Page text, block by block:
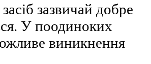
зазвичай добре
У поодиноких
виникнення